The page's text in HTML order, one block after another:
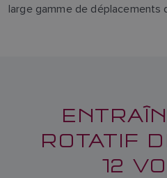
large gamme de déplacements
ROTATIF
12